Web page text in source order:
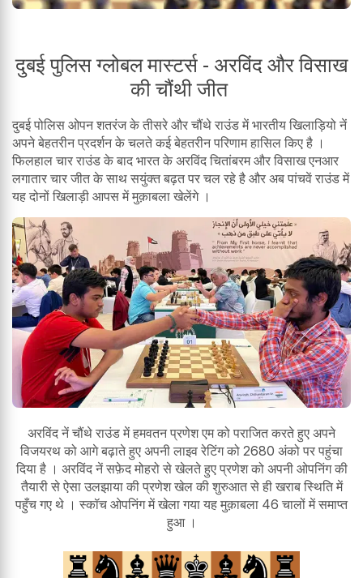
दुबई पुलिस ग्लोबल मास्टर्स - अरविंद और विसाख
की चौंथी जीत
दुबई पोलिस ओपन शतरंज के तीसरे और चौंथे राउंड में भारतीय खिलाड़ियो नें
अपने बेहतरीन प्रदर्शन के चलते कई बेहतरीन परिणाम हासिल किए है ।
फिलहाल चार राउंड के बाद भारत के अरविंद चितांबरम और विसाख एनआर
लगातार चार जीत के साथ सयुंक्त बढ़त पर चल रहे है और अब पांचवें राउंड में
यह दोनों खिलाड़ी आपस में मुक़ाबला खेलेंगे ।
अरविंद नें चौंथे राउंड में हमवतन प्रणेश एम को पराजित करते हुए अपने
विजयरथ को आगे बढ़ाते हुए अपनी लाइव रेटिंग को 2680 अंको पर पहुंचा
दिया है । अरविंद नें सफ़ेद मोहरो से खेलते हुए प्रणेश को अपनी ओपनिंग की
तैयारी से ऐसा उलझाया की प्रणेश खेल की शुरुआत से ही खराब स्थिति में
पहुँच गए थे । स्कॉच ओपनिंग में खेला गया यह मुक़ाबला 46 चालों में समाप्त
हुआ ।